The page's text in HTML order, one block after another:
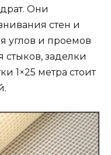
Они
стен и
углов и проемов
заделки
1×25 метра стоит